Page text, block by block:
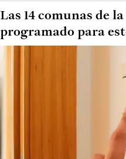
Las 14 comunas de
programado para